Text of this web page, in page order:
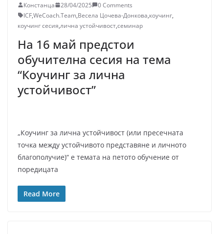
Констанца 28/04/2025
0 Comments
ICF,WeCoach.Team,Весела Цочева-Донкова,коучинг,
коучинг сесия,лична устойчивост,семинар
На 16 май предстои
обучителна сесия на тема
“Коучинг за лична
устойчивост”
„Коучинг за лична устойчивост (или пресечната
точка между устойчивото представяне и личното
благополучие)“ е темата на петото обучение от
поредицата
Read More